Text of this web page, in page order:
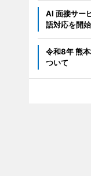
AI 面接サー
語対応を開始
令和8年 熊
ついて